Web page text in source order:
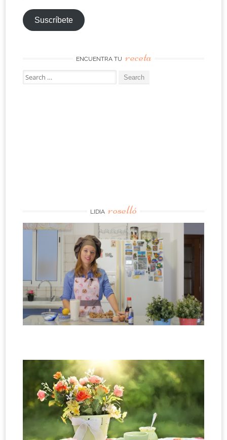
Suscríbete
ENCUENTRA TU receta
Search
for:
LIDIA roselló